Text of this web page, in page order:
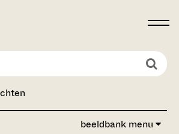
beeldbank menu